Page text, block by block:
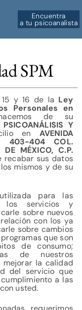
Encuentra
a tu psicoanalista
SPM
y 16 de la Ley
Personales en
de su
Y
en AVENIDA
403-404 COL.
DE MÉXICO, C.P.
recabar sus datos
mismos y de su
para las
los servicios y
sobre nuevos
con los ya
sobre cambios
que son
de consumo;
de nuestros
la calidad
del servicio que
a las
usted.